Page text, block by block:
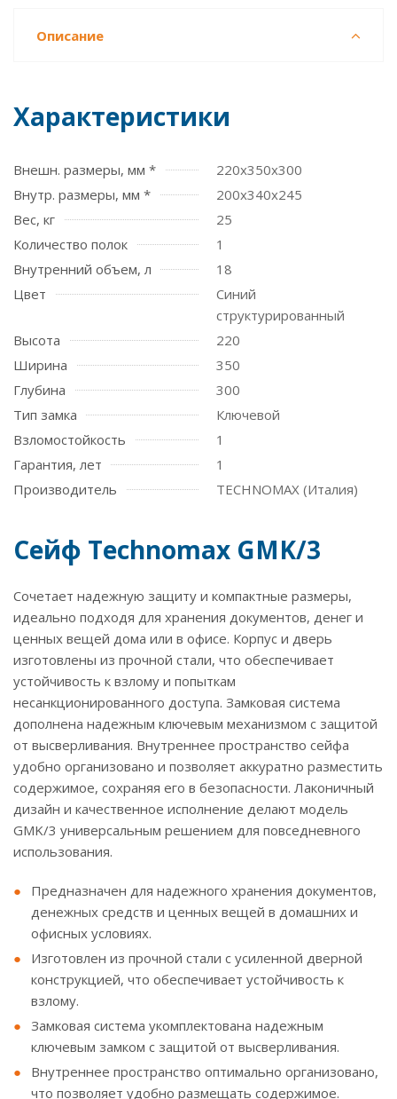
Описание
Характеристики
Внешн. размеры, мм *
220х350х300
Внутр. размеры, мм *
200х340х245
Вес, кг
25
Количество полок
1
Внутренний объем, л
18
Цвет
Синий
структурированный
Высота
220
Ширина
350
Глубина
300
Тип замка
Ключевой
Взломостойкость
1
Гарантия, лет
1
Производитель
TECHNOMAX (Италия)
Сейф Technomax GMK/3
Сочетает надежную защиту и компактные размеры,
идеально подходя для хранения документов, денег и
ценных вещей дома или в офисе. Корпус и дверь
изготовлены из прочной стали, что обеспечивает
устойчивость к взлому и попыткам
несанкционированного доступа. Замковая система
дополнена надежным ключевым механизмом с защитой
от высверливания. Внутреннее пространство сейфа
удобно организовано и позволяет аккуратно разместить
содержимое, сохраняя его в безопасности. Лаконичный
дизайн и качественное исполнение делают модель
GMK/3 универсальным решением для повседневного
использования.
Предназначен для надежного хранения документов,
денежных средств и ценных вещей в домашних и
офисных условиях.
Изготовлен из прочной стали с усиленной дверной
конструкцией, что обеспечивает устойчивость к
взлому.
Замковая система укомплектована надежным
ключевым замком с защитой от высверливания.
Внутреннее пространство оптимально организовано,
что позволяет удобно размещать содержимое.